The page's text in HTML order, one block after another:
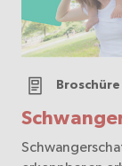
Broschüre